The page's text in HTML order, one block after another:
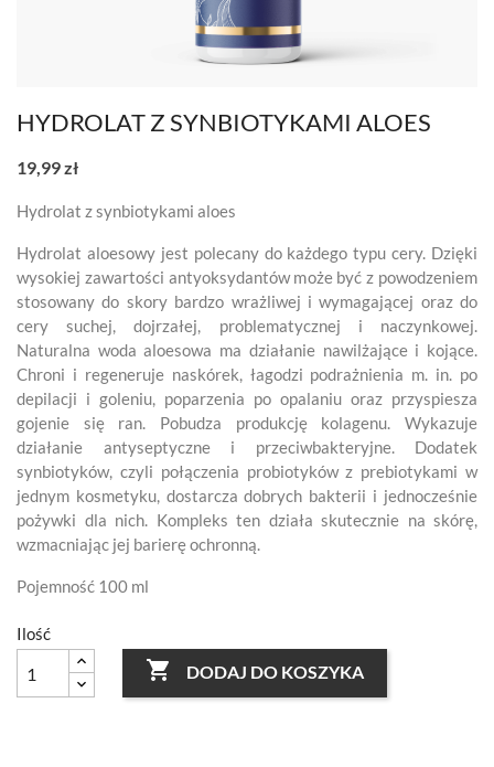
HYDROLAT Z SYNBIOTYKAMI ALOES
19,99 zł
Hydrolat z synbiotykami aloes
Hydrolat aloesowy jest polecany do każdego typu cery. Dzięki
wysokiej zawartości antyoksydantów może być z powodzeniem
stosowany do skory bardzo wrażliwej i wymagającej oraz do
cery suchej, dojrzałej, problematycznej i naczynkowej.
Naturalna woda aloesowa ma działanie nawilżające i kojące.
Chroni i regeneruje naskórek, łagodzi podrażnienia m. in. po
depilacji i goleniu, poparzenia po opalaniu oraz przyspiesza
gojenie się ran. Pobudza produkcję kolagenu. Wykazuje
działanie antyseptyczne i przeciwbakteryjne. Dodatek
synbiotyków, czyli połączenia probiotyków z prebiotykami w
jednym kosmetyku, dostarcza dobrych bakterii i jednocześnie
pożywki dla nich. Kompleks ten działa skutecznie na skórę,
wzmacniając jej barierę ochronną.
Pojemność 100 ml
Ilość
 DODAJ DO KOSZYKA